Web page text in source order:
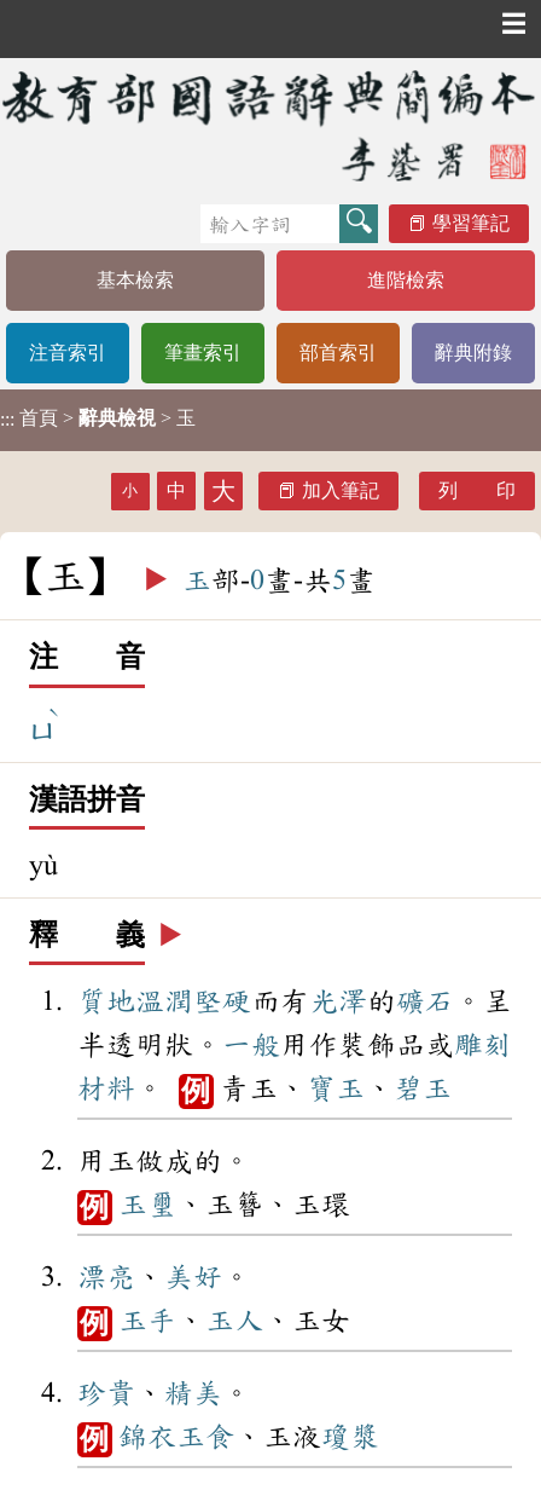
☰
學習筆記
基本檢索 進階檢索
注音索引 筆畫索引 部首索引 辭典附錄
::: 首頁 > 辭典檢視 > 玉
小 中 大 加入筆記 列 印
玉 ▶️ 玉部-0畫-共5畫
注 音
ㄩ
ˋ
漢語拼音
yù
釋 義 ▶️
質地溫潤 堅硬 而有 光澤的礦石 。呈
半透明狀。 一般 用作裝飾品或雕刻
材料 。 例 青玉、 寶玉 、 碧玉
用玉做成的。
例 玉璽 、玉簪、玉環
漂亮 、 美好 。
例 玉手 、 玉人 、玉女
珍貴 、 精美 。
例 錦衣玉食、玉液 瓊漿